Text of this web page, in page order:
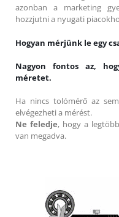
azonban a marketing
hozzjutni a nyugati
Hogyan mérjünk le egy
Nagyon fontos az,
méretet.
Ha nincs tolómérő az
elvégezheti a mérést.
Ne feledje, hogy a
van megadva.